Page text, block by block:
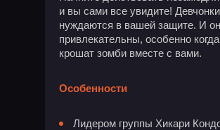
и вы сами все увидите!
нуждаются в вашей защите. И
привлекательны, особенно когда
крошат зомби вместе с вами.
Особенности
Лидером группы Хикари